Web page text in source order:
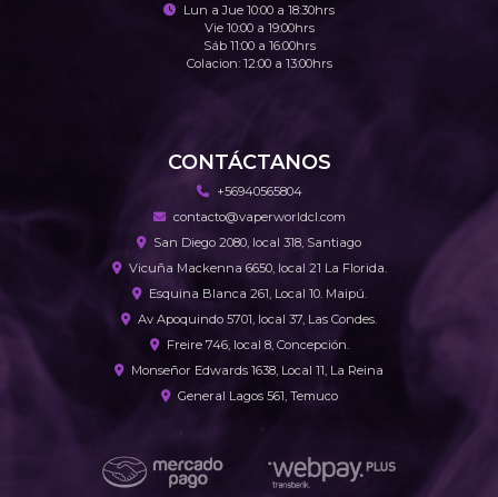
Lun a Jue 10:00 a 18:30hrs
Vie 10:00 a 19:00hrs
Sáb 11:00 a 16:00hrs
Colacion: 12:00 a 13:00hrs
CONTÁCTANOS
+56940565804
contacto@vaperworldcl.com
San Diego 2080, local 318, Santiago
Vicuña Mackenna 6650, local 21 La Florida.
Esquina Blanca 261, Local 10. Maipú.
Av Apoquindo 5701, local 37, Las Condes.
Freire 746, local 8, Concepción.
Monseñor Edwards 1638, Local 11, La Reina
General Lagos 561, Temuco